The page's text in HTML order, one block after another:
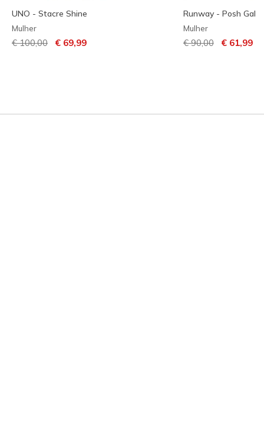
UNO - Stacre Shine
Mulher
Preço com desconto de
€ 100,00 para
€ 69,99
Runway - Posh Gal
Mulher
Preço com
€ 90,00para
€ 61,99